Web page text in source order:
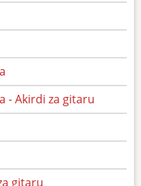
- Akirdi za gitaru
gitaru